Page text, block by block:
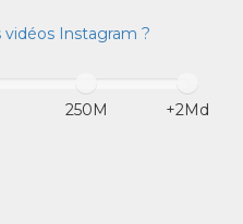
Instagram ?
250M +2Md